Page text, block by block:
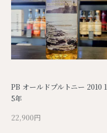
PB オールドプルトニー 2010 1
5年
22,900円